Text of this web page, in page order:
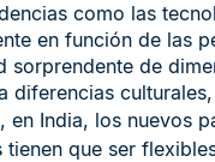
como las
en función de las
sorprendente de
diferencias
en India, los nuevos
tienen que ser